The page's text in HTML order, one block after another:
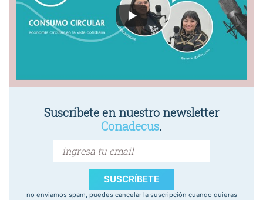
Suscríbete en nuestro newsletter
Conadecus.
SUSCRÍBETE
no enviamos spam, puedes cancelar la suscripción cuando quieras